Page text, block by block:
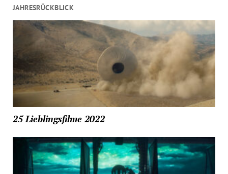
JAHRESRÜCKBLICK
25 Lieblingsfilme 2022